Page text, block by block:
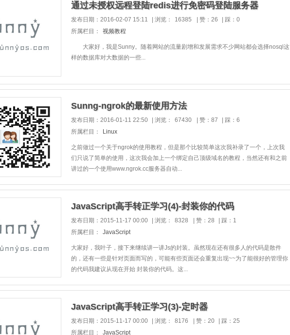
通过未授权远程登陆redis进行免密码登陆服务器
发布日期：2016-02-07 15:11 浏览： 16385 赞：26
踩：0
所属栏目：
视频教程
大家好，我是Sunny。随着网站的流量剧增和发展需求不少网站都会选择nosql这
样的数据库对大数据的一些...
Sunng-ngrok的最新使用方法
发布日期：2016-01-11 22:50 浏览： 67430 赞：87
踩：6
所属栏目：
Linux
之前做过一个关于ngrok的使用教程，但是那个比较简单这次我补录了一个，上次我
们只说了简单的使用，这次我会加上一个绑定自己顶级域名的教程，当然还有和之前
讲过的一个使用www.ngrok.cc服务器自动...
JavaScript高手转正学习(4)-封装你的代码
发布日期：2015-11-17 00:00 浏览： 8328 赞：28
踩：1
所属栏目：
JavaScript
大家好，我叶子，接下来继续讲一讲Js的封装。虽然现在还有很多人的代码是散件
的，还有一些是针对页面而写的，可能有些页面还会重复出现~~为了能很好的管理你
的代码我建议从现在开始 封装你的代码。这...
JavaScript高手转正学习(3)-定时器
发布日期：2015-11-17 00:00 浏览： 8176 赞：20
踩：25
所属栏目：
JavaScript